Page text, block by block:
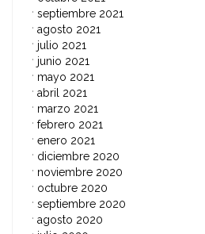
septiembre 2021
agosto 2021
julio 2021
junio 2021
mayo 2021
abril 2021
marzo 2021
febrero 2021
enero 2021
diciembre 2020
noviembre 2020
octubre 2020
septiembre 2020
agosto 2020